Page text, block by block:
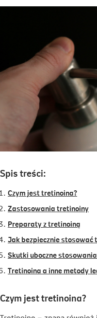
Spis treści:
Czym jest tretinoina?
Zastosowania tretinoiny
Preparaty z tretinoiną
Jak bezpiecznie stosować
Skutki uboczne
Tretinoina a inne metody
Czym jest tretinoina?